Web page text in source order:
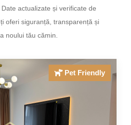
actualizate și verificate de
oferi siguranță, transparență și
noului tău cămin.
Pet Friendly